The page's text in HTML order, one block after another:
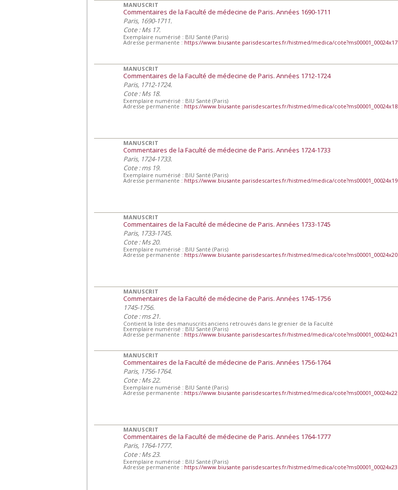
MANUSCRIT
Commentaires de la Faculté de médecine de Paris. Années 1690-1711
Paris, 1690-1711.
Cote : Ms 17.
Exemplaire numérisé : BIU Santé (Paris)
Adresse permanente : https://www.biusante.parisdescartes.fr/histmed/medica/cote?ms00001_00024x17
MANUSCRIT
Commentaires de la Faculté de médecine de Paris. Années 1712-1724
Paris, 1712-1724.
Cote : Ms 18.
Exemplaire numérisé : BIU Santé (Paris)
Adresse permanente : https://www.biusante.parisdescartes.fr/histmed/medica/cote?ms00001_00024x18
MANUSCRIT
Commentaires de la Faculté de médecine de Paris. Années 1724-1733
Paris, 1724-1733.
Cote : ms 19.
Exemplaire numérisé : BIU Santé (Paris)
Adresse permanente : https://www.biusante.parisdescartes.fr/histmed/medica/cote?ms00001_00024x19
MANUSCRIT
Commentaires de la Faculté de médecine de Paris. Années 1733-1745
Paris, 1733-1745.
Cote : Ms 20.
Exemplaire numérisé : BIU Santé (Paris)
Adresse permanente : https://www.biusante.parisdescartes.fr/histmed/medica/cote?ms00001_00024x20
MANUSCRIT
Commentaires de la Faculté de médecine de Paris. Années 1745-1756
1745-1756.
Cote : ms 21.
Contient la liste des manuscrits anciens retrouvés dans le grenier de la Faculté
Exemplaire numérisé : BIU Santé (Paris)
Adresse permanente : https://www.biusante.parisdescartes.fr/histmed/medica/cote?ms00001_00024x21
MANUSCRIT
Commentaires de la Faculté de médecine de Paris. Années 1756-1764
Paris, 1756-1764.
Cote : Ms 22.
Exemplaire numérisé : BIU Santé (Paris)
Adresse permanente : https://www.biusante.parisdescartes.fr/histmed/medica/cote?ms00001_00024x22
MANUSCRIT
Commentaires de la Faculté de médecine de Paris. Années 1764-1777
Paris, 1764-1777.
Cote : Ms 23.
Exemplaire numérisé : BIU Santé (Paris)
Adresse permanente : https://www.biusante.parisdescartes.fr/histmed/medica/cote?ms00001_00024x23